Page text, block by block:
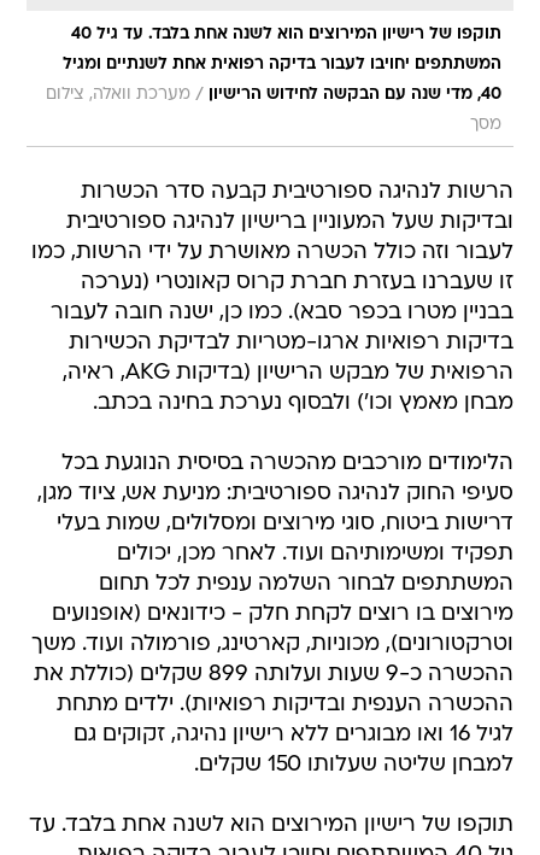
תוקפו של רישיון המירוצים הוא לשנה אחת בלבד. עד גיל 40
המשתתפים יחויבו לעבור בדיקה רפואית אחת לשנתיים ומגיל
40, מדי שנה עם הבקשה לחידוש הרישיון
/ מערכת וואלה, צילום
מסך
הרשות לנהיגה ספורטיבית קבעה סדר הכשרות
ובדיקות שעל המעוניין ברישיון לנהיגה ספורטיבית
לעבור וזה כולל הכשרה מאושרת על ידי הרשות, כמו
זו שעברנו בעזרת חברת קרוס קאונטרי (נערכה
בבניין מטרו בכפר סבא). כמו כן, ישנה חובה לעבור
בדיקות רפואיות ארגו-מטריות לבדיקת הכשירות
הרפואית של מבקש הרישיון (בדיקות AKG, ראיה,
מבחן מאמץ וכו') ולבסוף נערכת בחינה בכתב.
הלימודים מורכבים מהכשרה בסיסית הנוגעת בכל
סעיפי החוק לנהיגה ספורטיבית: מניעת אש, ציוד מגן,
דרישות ביטוח, סוגי מירוצים ומסלולים, שמות בעלי
תפקיד ומשימותיהם ועוד. לאחר מכן, יכולים
המשתתפים לבחור השלמה ענפית לכל תחום
מירוצים בו רוצים לקחת חלק - כידונאים (אופנועים
וטרקטורונים), מכוניות, קארטינג, פורמולה ועוד. משך
ההכשרה כ-9 שעות ועלותה 899 שקלים (כוללת את
ההכשרה הענפית ובדיקות רפואיות). ילדים מתחת
לגיל 16 ואו מבוגרים ללא רישיון נהיגה, זקוקים גם
למבחן שליטה שעלותו 150 שקלים.
תוקפו של רישיון המירוצים הוא לשנה אחת בלבד. עד